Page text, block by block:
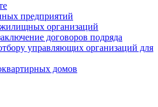
предприятий
организаций
договоров подряда
управляющих организаций для
домов